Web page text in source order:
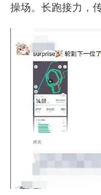
操场。长跑接力，